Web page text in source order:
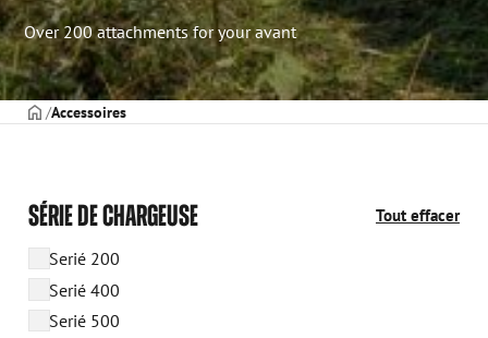
Over 200 attachments for your avant
PAGE DE COUVERTURE
Accessoires
SÉRIE DE CHARGEUSE Tout effacer
Serié 200
Serié 400
Serié 500